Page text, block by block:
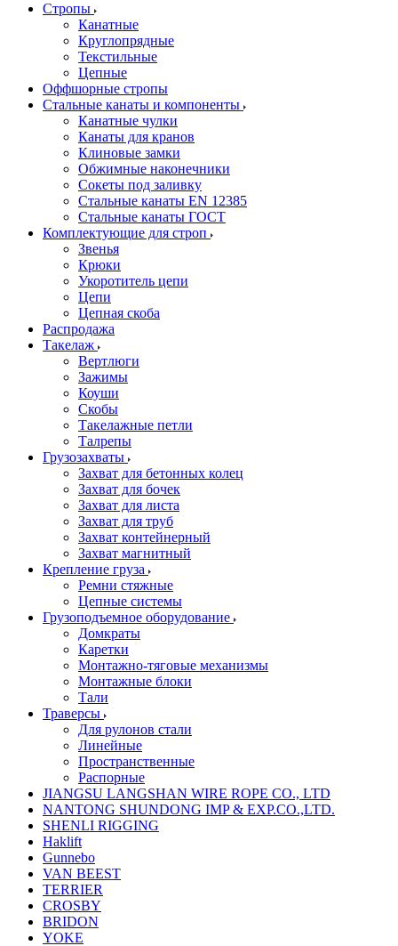
Стропы
Канатные
Круглопрядные
Текстильные
Цепные
Оффшорные стропы
Стальные канаты и компоненты
Канатные чулки
Канаты для кранов
Клиновые замки
Обжимные наконечники
Сокеты под заливку
Стальные канаты EN 12385
Стальные канаты ГОСТ
Комплектующие для строп
Звенья
Крюки
Укоротитель цепи
Цепи
Цепная скоба
Распродажа
Такелаж
Вертлюги
Зажимы
Коуши
Скобы
Такелажные петли
Талрепы
Грузозахваты
Захват для бетонных колец
Захват для бочек
Захват для листа
Захват для труб
Захват контейнерный
Захват магнитный
Крепление груза
Ремни стяжные
Цепные системы
Грузоподъемное оборудование
Домкраты
Каретки
Монтажно-тяговые механизмы
Монтажные блоки
Тали
Траверсы
Для рулонов стали
Линейные
Пространственные
Распорные
JIANGSU LANGSHAN WIRE ROPE CO., LTD
NANTONG SHUNDONG IMP & EXP.CO.,LTD.
SHENLI RIGGING
Haklift
Gunnebo
VAN BEEST
TERRIER
CROSBY
BRIDON
YOKE